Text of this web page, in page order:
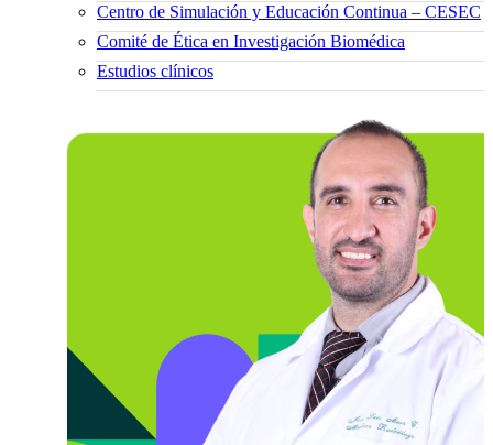
Centro de Simulación y Educación Continua – CESEC
Comité de Ética en Investigación Biomédica
Estudios clínicos